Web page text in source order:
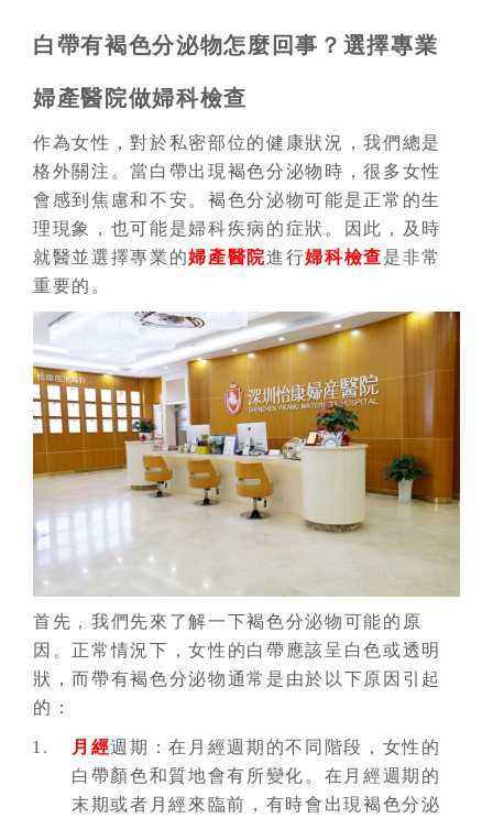
白帶有褐色分泌物怎麼回事？選擇專業
婦產醫院做婦科檢查
作為女性，對於私密部位的健康狀況，我們總是
格外關注。當白帶出現褐色分泌物時，很多女性
會感到焦慮和不安。褐色分泌物可能是正常的生
理現象，也可能是婦科疾病的症狀。因此，及時
就醫並選擇專業的婦產醫院進行婦科檢查是非常
重要的。
首先，我們先來了解一下褐色分泌物可能的原
因。正常情況下，女性的白帶應該呈白色或透明
狀，而帶有褐色分泌物通常是由於以下原因引起
的：
月經週期：在月經週期的不同階段，女性的
白帶顏色和質地會有所變化。在月經週期的
末期或者月經來臨前，有時會出現褐色分泌